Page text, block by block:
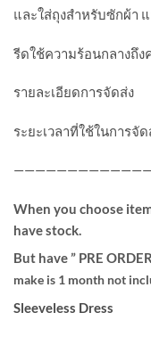
และใส่ถุงสำหรับซักผ้า
รีดใช้ความร้อนกลางถึ
รายละเอียดการจัดส่ง
ระยะเวลาที่ใช้ในการจั
When you choose
have stock.
But have ” PRE
make is 1 month not
Sleeveless Dress